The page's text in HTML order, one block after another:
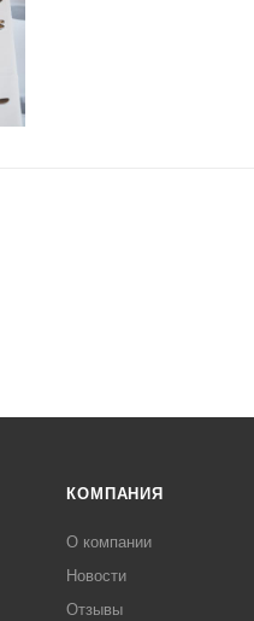
КОМПАНИЯ
О компании
Новости
Отзывы